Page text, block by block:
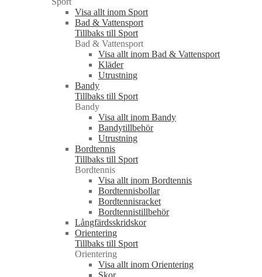
Visa allt inom Sport
Bad & Vattensport
Tillbaks till Sport
Bad & Vattensport
Visa allt inom Bad & Vattensport
Kläder
Utrustning
Bandy
Tillbaks till Sport
Bandy
Visa allt inom Bandy
Bandytillbehör
Utrustning
Bordtennis
Tillbaks till Sport
Bordtennis
Visa allt inom Bordtennis
Bordtennisbollar
Bordtennisracket
Bordtennistillbehör
Långfärdsskridskor
Orientering
Tillbaks till Sport
Orientering
Visa allt inom Orientering
Skor